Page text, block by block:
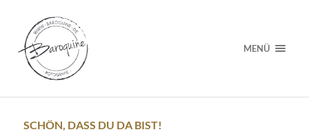
MENÜ
SCHÖN, DASS DU DA BIST!